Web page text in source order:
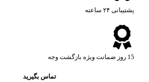
پشتیبانی ۲۴ ساعته​
15 روز ضمانت ویژه بازگشت وجه
تماس بگیرید